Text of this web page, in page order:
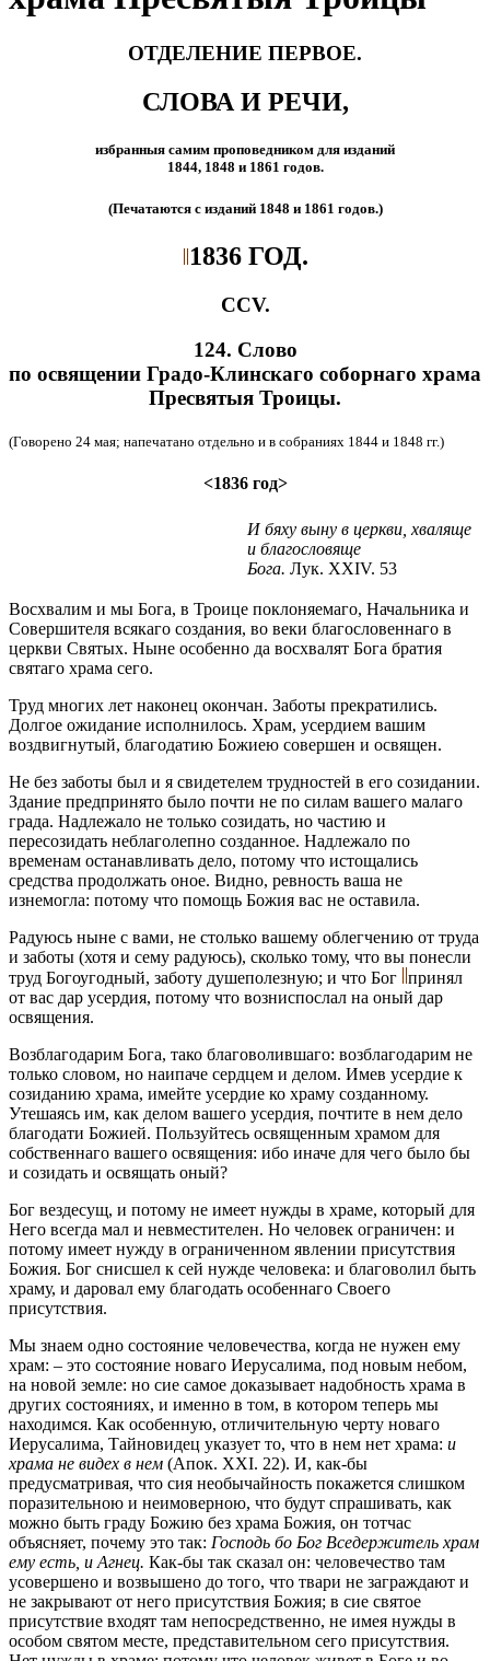
ОТДЕЛЕНИЕ ПЕРВОЕ.
СЛОВА И РЕЧИ,
избранныя самим проповедником для изданий
1844, 1848 и 1861 годов.
(Печатаются с изданий 1848 и 1861 годов.)
1836 ГОД.
ССV.
124. Слово
по освящении Градо-Клинскаго соборнаго храма
Пресвятыя Троицы.
(Говорено 24 мая; напечатано отдельно и в собраниях 1844 и 1848 гг.)
<1836 год>
И бяху выну в церкви, хваляще
и благословяще
Бога. Лук. XXIV. 53
Восхвалим и мы Бога, в Троице поклоняемаго, Начальника и
Совершителя всякаго создания, во веки благословеннаго в
церкви Святых. Ныне особенно да восхвалят Бога братия
святаго храма сего.
Труд многих лет наконец окончан. Заботы прекратились.
Долгое ожидание исполнилось. Храм, усердием вашим
воздвигнутый, благодатию Божиею совершен и освящен.
Не без заботы был и я свидетелем трудностей в его созидании.
Здание предпринято было почти не по силам вашего малаго
града. Надлежало не только созидать, но частию и
пересозидать неблаголепно созданное. Надлежало по
временам останавливать дело, потому что истощались
средства продолжать оное. Видно, ревность ваша не
изнемогла: потому что помощь Божия вас не оставила.
Радуюсь ныне с вами, не столько вашему облегчению от труда
и заботы (хотя и сему радуюсь), сколько тому, что вы понесли
труд Богоугодный, заботу душеполезную; и что Бог принял
от вас дар усердия, потому что возниспослал на оный дар
освящения.
Возблагодарим Бога, тако благоволившаго: возблагодарим не
только словом, но наипаче сердцем и делом. Имев усердие к
созиданию храма, имейте усердие ко храму созданному.
Утешаясь им, как делом вашего усердия, почтите в нем дело
благодати Божией. Пользуйтесь освященным храмом для
собственнаго вашего освящения: ибо иначе для чего было бы
и созидать и освящать оный?
Бог вездесущ, и потому не имеет нужды в храме, который для
Него всегда мал и невместителен. Но человек ограничен: и
потому имеет нужду в ограниченном явлении присутствия
Божия. Бог снисшел к сей нужде человека: и благоволил быть
храму, и даровал ему благодать особеннаго Своего
присутствия.
Мы знаем одно состояние человечества, когда не нужен ему
храм: – это состояние новаго Иерусалима, под новым небом,
на новой земле: но сие самое доказывает надобность храма в
других состояниях, и именно в том, в котором теперь мы
находимся. Как особенную, отличительную черту новаго
Иерусалима, Тайновидец указует то, что в нем нет храма: и
храма не видех в нем (Апок. XXI. 22). И, как-бы
предусматривая, что сия необычайность покажется слишком
поразительною и неимоверною, что будут спрашивать, как
можно быть граду Божию без храма Божия, он тотчас
объясняет, почему это так: Господь бо Бог Вседержитель храм
ему есть, и Агнец. Как-бы так сказал он: человечество там
усовершено и возвышено до того, что твари не заграждают и
не закрывают от него присутствия Божия; в сие святое
присутствие входят там непосредственно, не имея нужды в
особом святом месте, представительном сего присутствия.